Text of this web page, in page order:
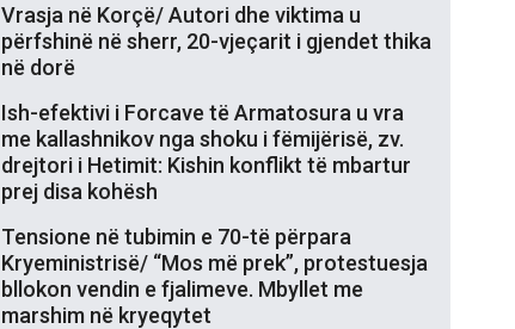
Vrasja në Korçë/ Autori dhe viktima u
përfshinë në sherr, 20-vjeçarit i gjendet thika
në dorë
Ish-efektivi i Forcave të Armatosura u vra
me kallashnikov nga shoku i fëmijërisë, zv.
drejtori i Hetimit: Kishin konflikt të mbartur
prej disa kohësh
Tensione në tubimin e 70-të përpara
Kryeministrisë/ “Mos më prek”, protestuesja
bllokon vendin e fjalimeve. Mbyllet me
marshim në kryeqytet